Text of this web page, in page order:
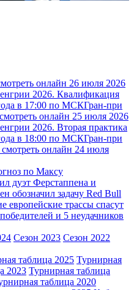
онлайн 26 июля 2026
2026. Квалификация
в 17:00 по МСКГран-при
онлайн 25 июля 2026
2026. Вторая практика
в 18:00 по МСКГран-при
онлайн 24 июля
по Максу
дуэт Ферстаппена и
обозначил задачу Red Bull
европейские трассы спасут
и 5 неудачников
Сезон 2023 Сезон 2022
таблица 2025 Турнирная
2023 Турнирная таблица
таблица 2020